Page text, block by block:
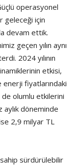
operasyonel
geleceği için
devam ettik.
geçen yılın aynı
2024 yılının
etkisi,
fiyatlarındaki
de olumlu etkilerini
aylık döneminde
2,9 milyar TL
sürdürülebilir